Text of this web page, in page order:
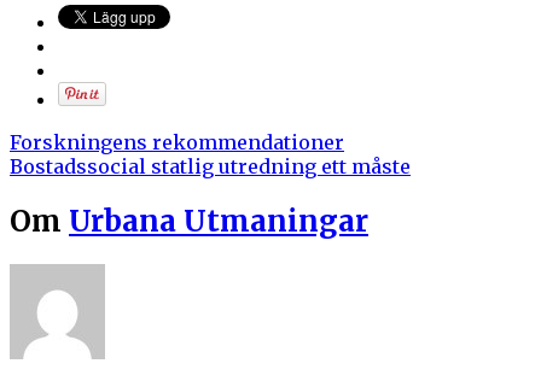
Forskningens rekommendationer
Bostadssocial statlig utredning ett måste
Om Urbana Utmaningar